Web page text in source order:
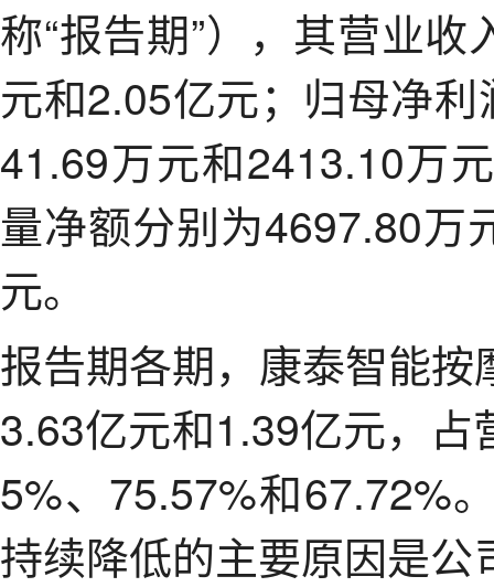
称“报告期”），其营业
元和2.05亿元；归母净
41.69万元和2413.10万
量净额分别为4697.80万
元。
报告期各期，康泰智能
3.63亿元和1.39亿元，
5%、75.57%和67.72%
持续降低的主要原因是